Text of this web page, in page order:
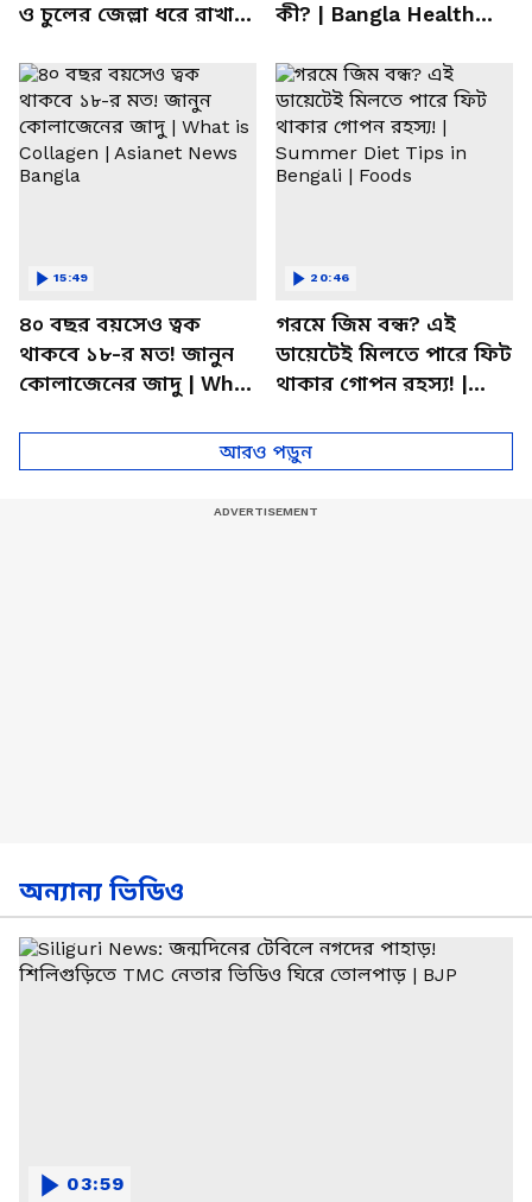
ও চুলের জেল্লা ধরে রাখার
কী? | Bangla Health
৪০ বছর বয়সেও ত্বক
থাকবে ১৮-র মত! জানুন
কোলাজেনের জাদু | What
15:49
গরমে জিম বন্ধ? এই
ডায়েটেই মিলতে পারে ফিট
থাকার গোপন রহস্য! |
Bengali | Foods
20:46
আরও পড়ুন
অন্যান্য ভিডিও
03:59